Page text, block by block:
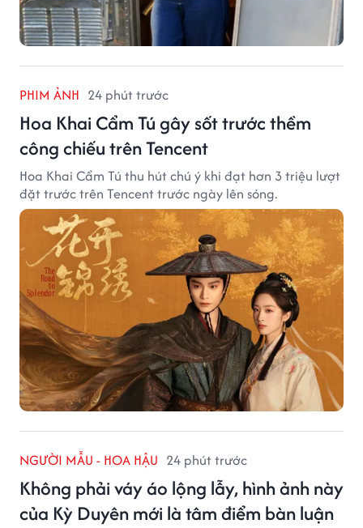
PHIM ẢNH 24 phút trước
Hoa Khai Cẩm Tú gây sốt trước thềm
công chiếu trên Tencent
Hoa Khai Cẩm Tú thu hút chú ý khi đạt hơn 3 triệu lượt
đặt trước trên Tencent trước ngày lên sóng.
NGƯỜI MẪU - HOA HẬU 24 phút trước
Không phải váy áo lộng lẫy, hình ảnh này
của Kỳ Duyên mới là tâm điểm bàn luận